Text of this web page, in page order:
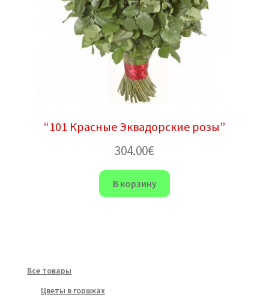
“101 Красные Эквадорские розы”
304.00€
В корзину
Все товары
Цветы в горшках